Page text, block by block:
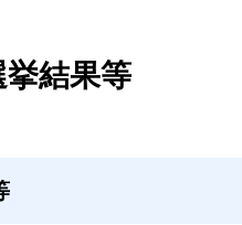
結果等